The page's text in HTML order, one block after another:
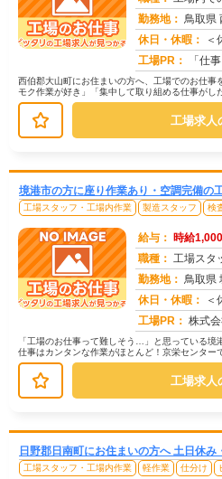
勤務地： 鳥取県
休日・休暇：
＜休日の
工場PR：
「仕事も住まいも
西伯郡大山町にお住まいの方へ、工場でのお仕事
モク作業が好き」「集中して取り組める仕事がし
を、京栄センターがご紹介します。☆...
工場求人
境港市の方に座り作業あり・空調完備の
工場スタッフ・工場内作業 製造スタッフ 検
給与： 時給
職種： 工場スタ
勤務地： 鳥取県
休日・休暇：
＜休日の
工場PR： 株式会社京栄センター
「工場のお仕事って難しそう…」と思っている
仕事はカンタンな作業がほとんど！京栄センター
数ご紹介しています。たとえばこんな...
工場求人
日野郡日南町にお住まいの方へ 土日休
工場スタッフ・工場内作業 軽作業 仕分け